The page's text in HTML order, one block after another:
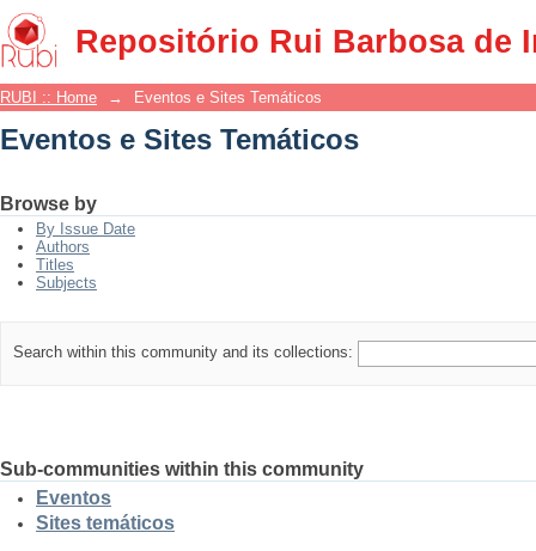
Repositório Rui Barbosa de
Eventos e Sites Temáticos
RUBI :: Home → Eventos e Sites Temáticos
Eventos e Sites Temáticos
Browse by
By Issue Date
Authors
Titles
Subjects
Search within this community and its collections:
Sub-communities within this community
Eventos
Sites temáticos